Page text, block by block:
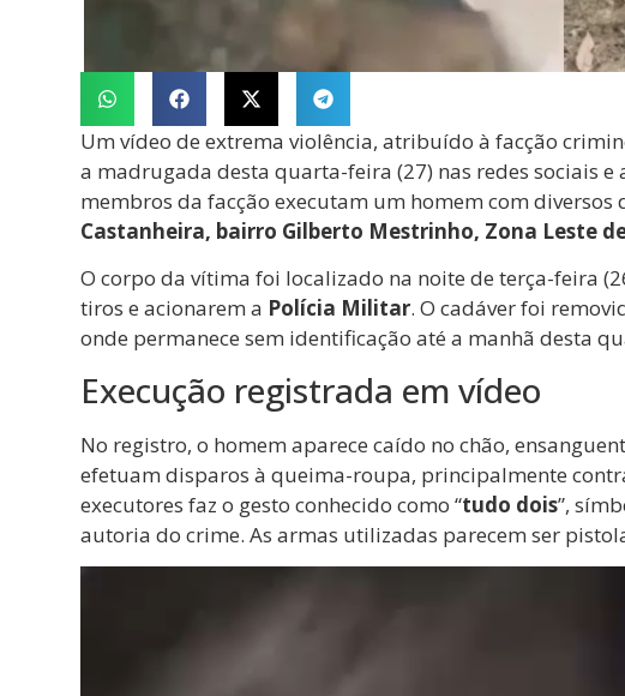
Um vídeo de extrema violência, atribuído à facção
a madrugada desta quarta-feira (27) nas redes sociais e
membros da facção executam um homem com
Castanheira, bairro Gilberto Mestrinho, Zona Leste
O corpo da vítima foi localizado na noite de terça-feira
tiros e acionarem a Polícia Militar. O cadáver foi
onde permanece sem identificação até a manhã desta
Execução registrada em vídeo
No registro, o homem aparece caído no chão,
efetuam disparos à queima-roupa, principalmente
executores faz o gesto conhecido como “tudo dois”,
autoria do crime. As armas utilizadas parecem ser